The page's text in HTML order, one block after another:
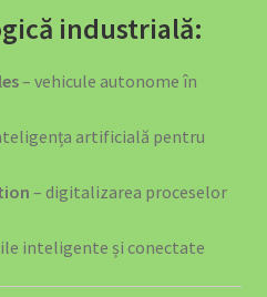
industrială:
– vehicule autonome în
artificială pentru
– digitalizarea proceselor
inteligente și conectate